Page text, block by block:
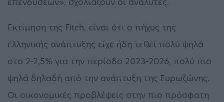
Εκτίμηση της Fitch, είναι ότι ο πήχυς της
ελληνικής ανάπτυξης είχε ήδη τεθεί πολύ ψηλά
στο 2-2,5% για την περίοδο 2023-2026, πολύ πιο
ψηλά δηλαδή από την ανάπτυξη της Ευρωζώνης.
Οι οικονομικές προβλέψεις στην πιο πρόσφατη